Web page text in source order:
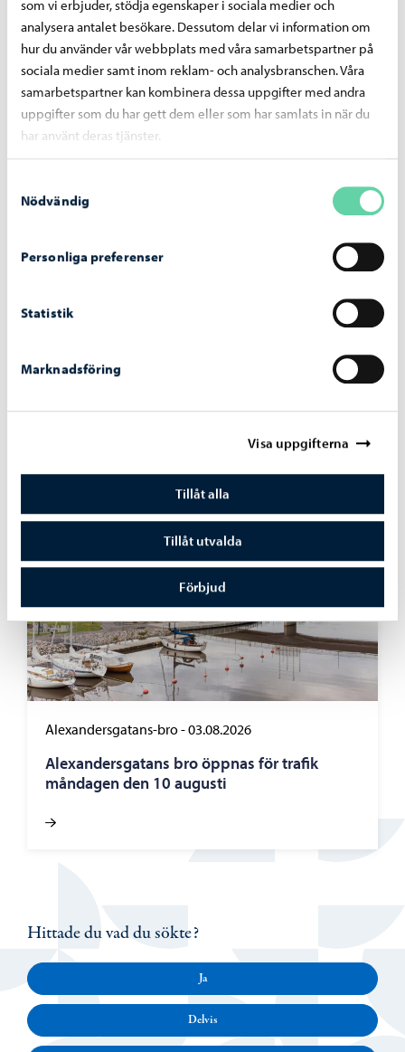
som vi erbjuder, stödja egenskaper i sociala medier och
analysera antalet besökare. Dessutom delar vi information om
hur du använder vår webbplats med våra samarbetspartner på
sociala medier samt inom reklam- och analysbranschen. Våra
samarbetspartner kan kombinera dessa uppgifter med andra
uppgifter som du har gett dem eller som har samlats in när du
har använt deras tjänster.
Nödvändig
Personliga preferenser
Statistik
Marknadsföring
Visa uppgifterna
Tillåt alla
Tillåt utvalda
Förbjud
för år 2026
Nätverkssäkerheten för elevernas datorer
stärks med en tjänst som blockerar skadliga
webbplatser
Alexandersgatans-bro-03.08.2026
Alexandersgatans bro öppnas för trafik
måndagen den 10 augusti
Hittade du vad du sökte?
Ja
Delvis